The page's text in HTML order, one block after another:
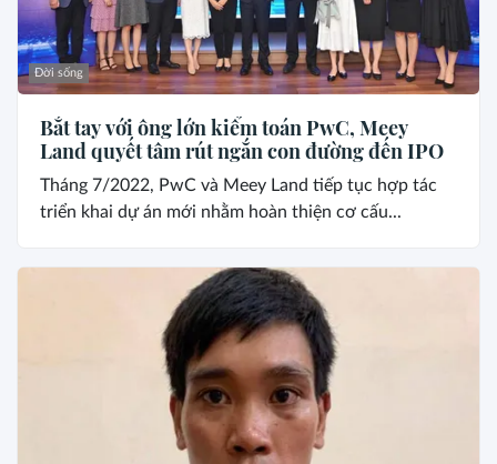
Đời sống
Bắt tay với ông lớn kiểm toán PwC, Meey
Land quyết tâm rút ngắn con đường đến IPO
Tháng 7/2022, PwC và Meey Land tiếp tục hợp tác
triển khai dự án mới nhằm hoàn thiện cơ cấu...